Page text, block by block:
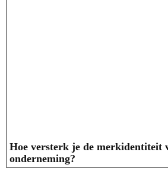
Hoe versterk je de merkidentiteit
onderneming?